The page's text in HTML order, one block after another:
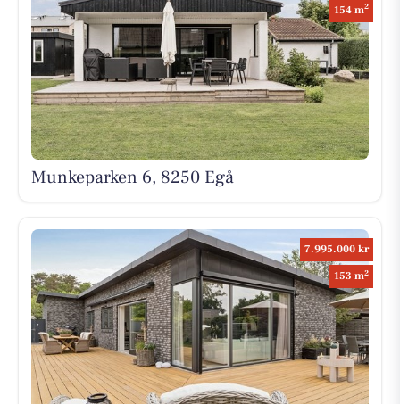
154 m2
Munkeparken 6, 8250 Egå
7.995.000 kr
153 m2